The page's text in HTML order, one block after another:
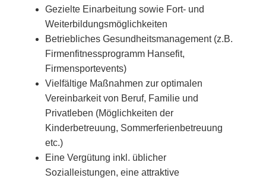
Gezielte Einarbeitung sowie Fort- und
Weiterbildungsmöglichkeiten
Betriebliches Gesundheitsmanagement (z.B.
Firmenfitnessprogramm Hansefit,
Firmensportevents)
Vielfältige Maßnahmen zur optimalen
Vereinbarkeit von Beruf, Familie und
Privatleben (Möglichkeiten der
Kinderbetreuung, Sommerferienbetreuung
etc.)
Eine Vergütung inkl. üblicher
Sozialleistungen, eine attraktive